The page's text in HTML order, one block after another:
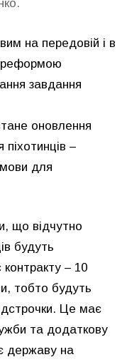
на передовій і в
реформою
завдання
оновлення
–
для
що відчутно
будуть
– 10
тобто будуть
Це має
та додаткову
державу на